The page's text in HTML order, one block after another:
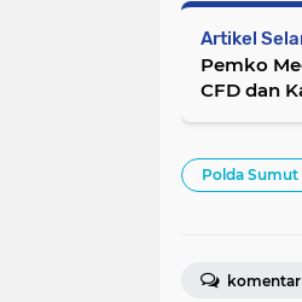
Artikel
Pemko
CFD dan
Polda Sumut
komentar